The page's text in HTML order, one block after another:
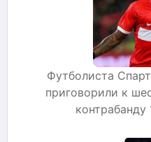
Футболиста
приговорили к
контрабанду